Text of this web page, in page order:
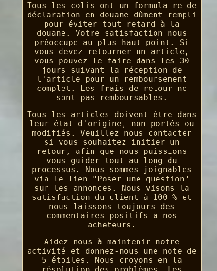
Tous les colis ont un formulaire de
déclaration en douane dûment rempli
pour éviter tout retard à la
douane. Votre satisfaction nous
préoccupe au plus haut point. Si
vous devez retourner un article,
vous pouvez le faire dans les 30
jours suivant la réception de
l'article pour un remboursement
complet. Les frais de retour ne
sont pas remboursables.
Tous les articles doivent être dans
leur état d'origine, non portés ou
modifiés. Veuillez nous contacter
si vous souhaitez initier un
retour, afin que nous puissions
vous guider tout au long du
processus. Nous sommes joignables
via le lien "Poser une question"
sur les annonces. Nous visons la
satisfaction du client à 100 % et
nous laissons toujours des
commentaires positifs à nos
acheteurs.
Aidez-nous à maintenir notre
activité et donnez-nous une note de
5 étoiles. Nous croyons en la